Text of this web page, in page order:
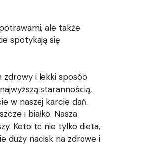
ale także
spotykają się
zdrowy i lekki sposób
starannością,
w naszej karcie dań.
i białko. Nasza
Keto to nie tylko dieta,
duży nacisk na zdrowe i